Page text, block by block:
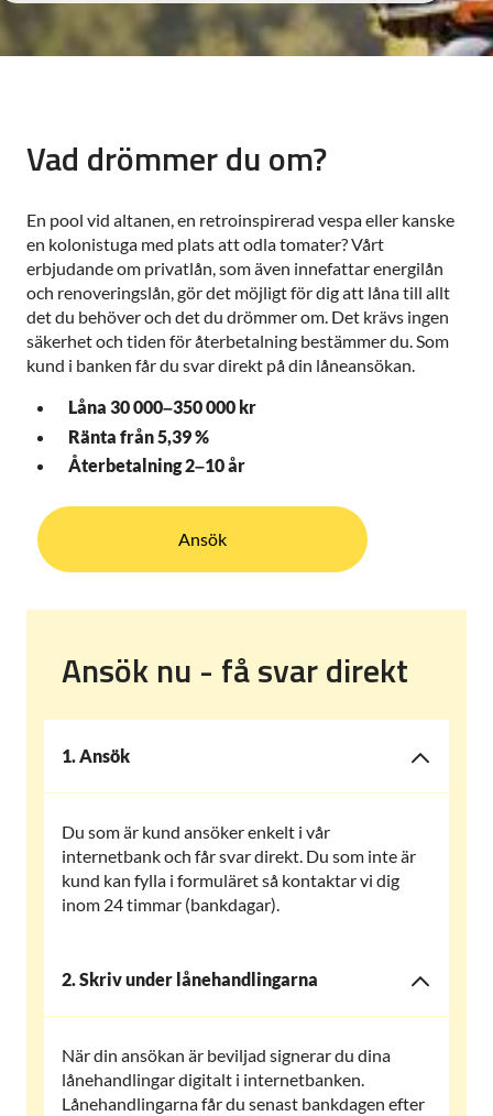
Vad drömmer du om?
En pool vid altanen, en retroinspirerad vespa eller kanske
en kolonistuga med plats att odla tomater? Vårt
erbjudande om privatlån, som även innefattar energilån
och renoveringslån, gör det möjligt för dig att låna till allt
det du behöver och det du drömmer om. Det krävs ingen
säkerhet och tiden för återbetalning bestämmer du. Som
kund i banken får du svar direkt på din låneansökan.
Låna 30 000–350 000 kr
Ränta från 5,39 %
Återbetalning 2–10 år
Ansök
Ansök nu - få svar direkt
1. Ansök
Du som är kund ansöker enkelt i vår
internetbank och får svar direkt. Du som inte är
kund kan fylla i formuläret så kontaktar vi dig
inom 24 timmar (bankdagar).
2. Skriv under lånehandlingarna
När din ansökan är beviljad signerar du dina
lånehandlingar digitalt i internetbanken.
Lånehandlingarna får du senast bankdagen efter